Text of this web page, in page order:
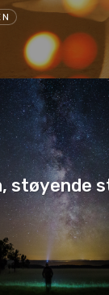
støyende